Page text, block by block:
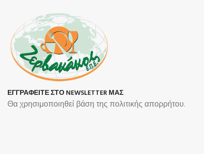
ΕΓΓΡΑΦΕΙΤΕ ΣΤΟ NEWSLETTER ΜΑΣ
Θα χρησιμοποιηθεί βάση της πολιτικής απορρήτου.